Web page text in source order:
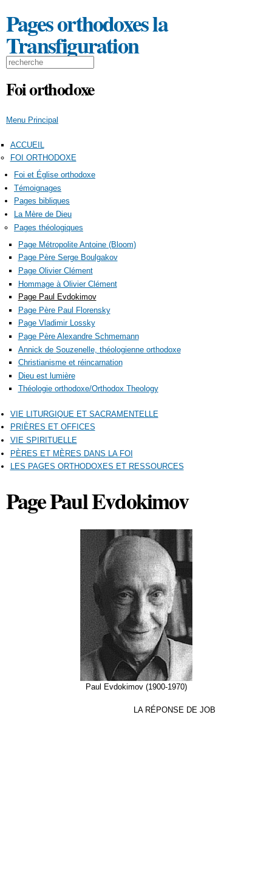
contenu
principal
Pages orthodoxes la
Transfiguration
Formulaire de recherche
Search this site
Foi orthodoxe
Menu Principal
ACCUEIL
FOI ORTHODOXE
Foi et Église orthodoxe
Témoignages
Pages bibliques
La Mère de Dieu
Pages théologiques
Page Métropolite Antoine (Bloom)
Page Père Serge Boulgakov
Page Olivier Clément
Hommage à Olivier Clément
Page Paul Evdokimov
Page Père Paul Florensky
Page Vladimir Lossky
Page Père Alexandre Schmemann
Annick de Souzenelle, théologienne orthodoxe
Christianisme et réincarnation
Dieu est lumière
Théologie orthodoxe/Orthodox Theology
VIE LITURGIQUE ET SACRAMENTELLE
PRIÈRES ET OFFICES
VIE SPIRITUELLE
PÈRES ET MÈRES DANS LA FOI
LES PAGES ORTHODOXES ET RESSOURCES
Page Paul Evdokimov
Paul Evdokimov (1900-1970)
LA RÉPONSE DE JOB